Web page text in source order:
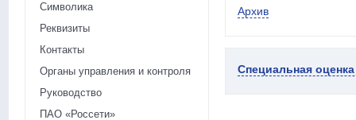
Символика
Реквизиты
Контакты
Органы управления и контроля
Руководство
ПАО «Россети»
Архив
Специальная